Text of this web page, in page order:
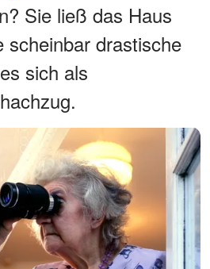
Sie ließ das Haus
scheinbar drastische
sich als